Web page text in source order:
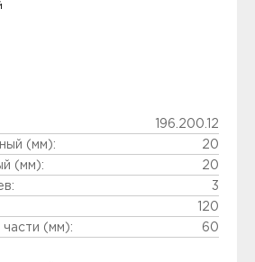
196.200.12
(мм):
20
(мм):
20
3
120
(мм):
60